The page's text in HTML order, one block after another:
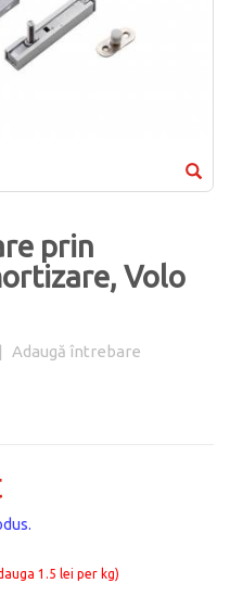
prin
Volo
| Adaugă întrebare
1.5 lei per kg)